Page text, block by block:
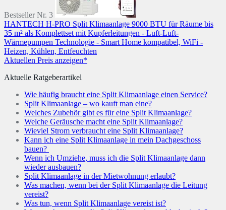
Bestseller Nr. 3
HANTECH H-PRO Split Klimaanlage 9000 BTU für Räume bis
35 m² als Komplettset mit Kupferleitungen - Luft-Luft-
Wärmepumpen Technologie - Smart Home kompatibel, WiFi -
Heizen, Kühlen, Entfeuchten
Aktuellen Preis anzeigen*
Aktuelle Ratgeberartikel
Wie häufig braucht eine Split Klimaanlage einen Service?
Split Klimaanlage – wo kauft man eine?
Welches Zubehör gibt es für eine Split Klimaanlage?
Welche Geräusche macht eine Split Klimaanlage?
Wieviel Strom verbraucht eine Split Klimaanlage?
Kann ich eine Split Klimaanlage in mein Dachgeschoss
bauen?
Wenn ich Umziehe, muss ich die Split Klimaanlage dann
wieder ausbauen?
Split Klimaanlage in der Mietwohnung erlaubt?
Was machen, wenn bei der Split Klimaanlage die Leitung
vereist?
Was tun, wenn Split Klimaanlage vereist ist?